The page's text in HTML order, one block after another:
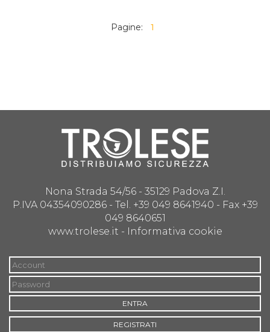
Pagine: 1
Nona Strada 54/56 - 35129 Padova Z.I.
P.IVA 04354090286 - Tel. +39 049 8641940 - Fax +39
049 8640651
www.trolese.it - Informativa cookie
ENTRA
REGISTRATI